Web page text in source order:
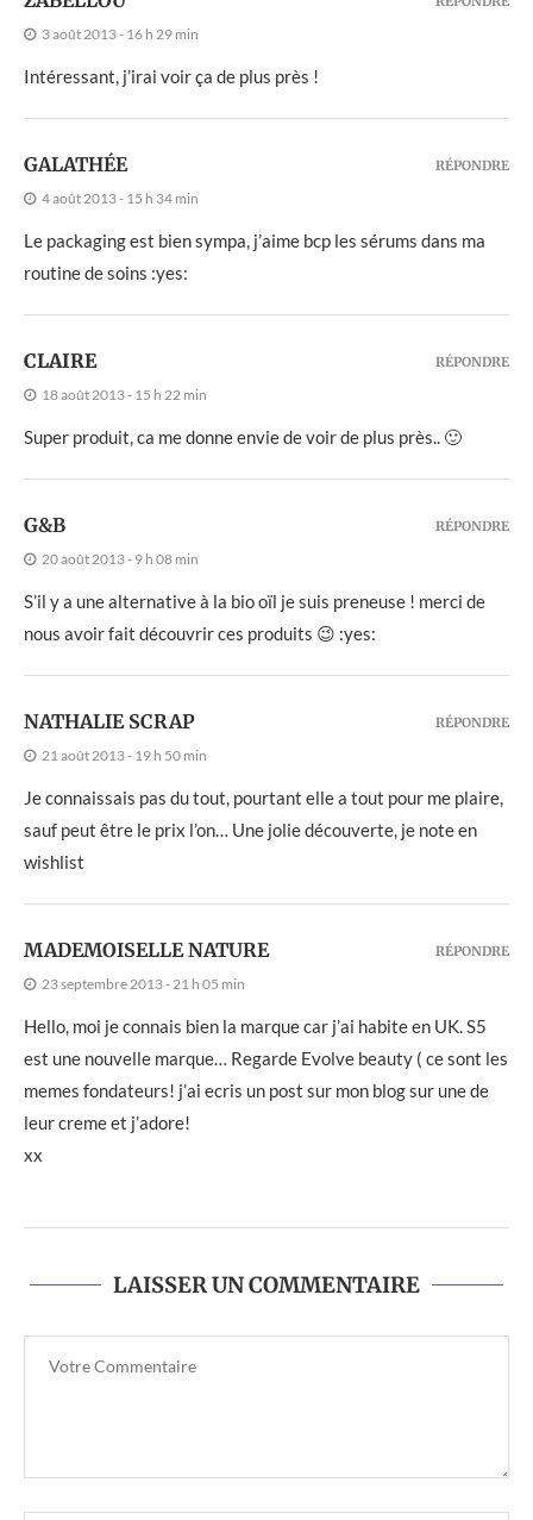
3 août 2013 - 16 h 29 min
Intéressant, j’irai voir ça de plus près !
GALATHÉE
4 août 2013 - 15 h 34 min
Le packaging est bien sympa, j’aime bcp les sérums dans ma
routine de soins :yes:
RÉPONDRE
CLAIRE
18 août 2013 - 15 h 22 min
Super produit, ca me donne envie de voir de plus près.. 🙂
RÉPONDRE
G&B
20 août 2013 - 9 h 08 min
S’il y a une alternative à la bio oïl je suis preneuse ! merci de
nous avoir fait découvrir ces produits 😉 :yes:
RÉPONDRE
NATHALIE SCRAP
21 août 2013 - 19 h 50 min
Je connaissais pas du tout, pourtant elle a tout pour me plaire,
sauf peut être le prix l’on… Une jolie découverte, je note en
wishlist
RÉPONDRE
MADEMOISELLE NATURE
23 septembre 2013 - 21 h 05 min
Hello, moi je connais bien la marque car j’ai habite en UK. S5
est une nouvelle marque… Regarde Evolve beauty ( ce sont les
memes fondateurs! j’ai ecris un post sur mon blog sur une de
leur creme et j’adore!
xx
RÉPONDRE
LAISSER UN COMMENTAIRE